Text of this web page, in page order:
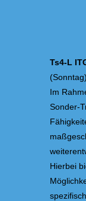
Ts4-L
(Sonntag)
Im
Sonder-
Hierbei